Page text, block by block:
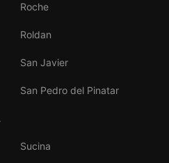
Roche
Roldan
San Javier
San Pedro del Pinatar
Sucina